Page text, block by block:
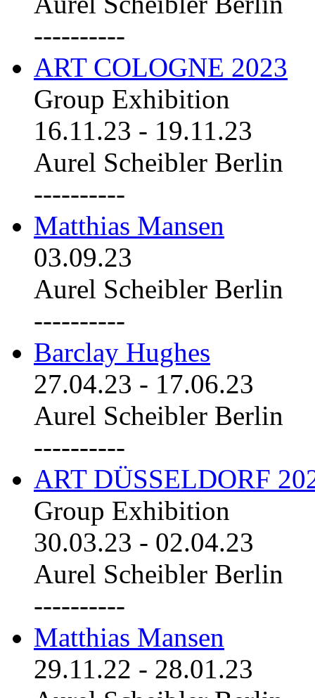
----------
ART COLOGNE 2023
Group Exhibition
16.11.23 - 19.11.23
Aurel Scheibler Berlin
----------
Matthias Mansen
03.09.23
Aurel Scheibler Berlin
----------
Barclay Hughes
27.04.23 - 17.06.23
Aurel Scheibler Berlin
----------
ART DÜSSELDORF
Group Exhibition
30.03.23 - 02.04.23
Aurel Scheibler Berlin
----------
Matthias Mansen
29.11.22 - 28.01.23